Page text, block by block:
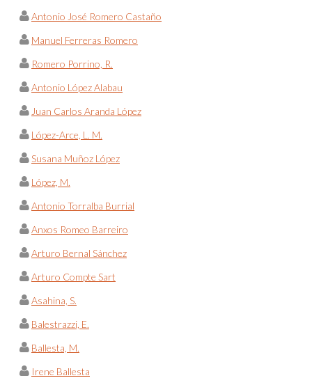
Antonio José Romero Castaño
Manuel Ferreras Romero
Romero Porrino, R.
Antonio López Alabau
Juan Carlos Aranda López
López-Arce, L. M.
Susana Muñoz López
López, M.
Antonio Torralba Burrial
Anxos Romeo Barreiro
Arturo Bernal Sánchez
Arturo Compte Sart
Asahina, S.
Balestrazzi, E.
Ballesta, M.
Irene Ballesta